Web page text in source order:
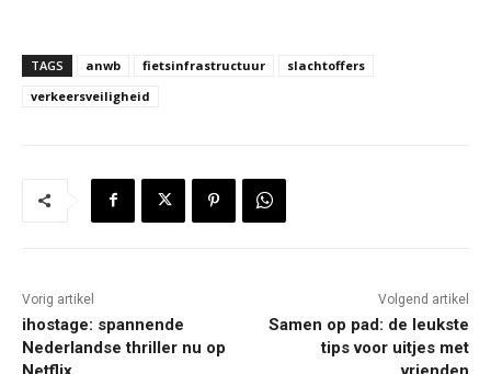
TAGS anwb fietsinfrastructuur
slachtoffers
verkeersveiligheid
Vorig artikel
ihostage: spannende
Nederlandse thriller nu op
Volgend artikel
Samen op pad: de leukste
tips voor uitjes met